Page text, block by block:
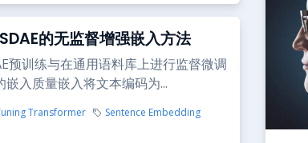
的无监督增强嵌入方法
预训练与在通用语料库上进行监督微调
入质量嵌入将文本编码为...
Transformer
Sentence Embedding